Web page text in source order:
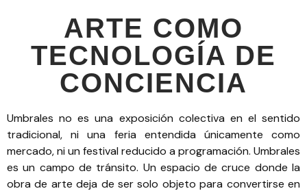
ARTE COMO
TECNOLOGÍA DE
CONCIENCIA
Umbrales no es una exposición colectiva en el sentido
tradicional, ni una feria entendida únicamente como
mercado, ni un festival reducido a programación. Umbrales
es un campo de tránsito. Un espacio de cruce donde la
obra de arte deja de ser solo objeto para convertirse en